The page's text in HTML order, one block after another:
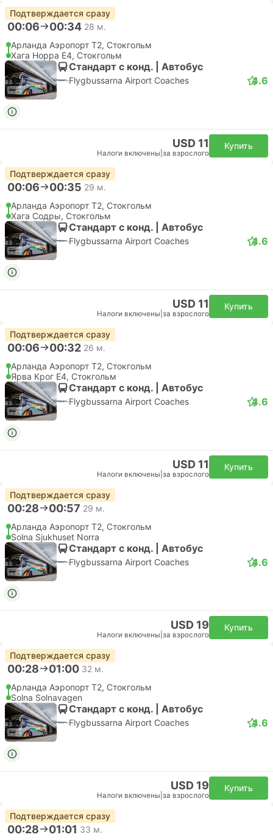
Подтверждается сразу
00:06 00:34 28 м.
Арланда Аэропорт T2, Стокгольм
Хага Норра Е4, Стокгольм
Стандарт с конд. | Автобус
Flygbussarna Airport Coaches 4.6
USD 11
Налоги включены за взрослого
Купить
Подтверждается сразу
00:06 00:35 29 м.
Арланда Аэропорт T2, Стокгольм
Хага Содры, Стокгольм
Стандарт с конд. | Автобус
Flygbussarna Airport Coaches 4.6
USD 11
Налоги включены за взрослого
Купить
Подтверждается сразу
00:06 00:32 26 м.
Арланда Аэропорт T2, Стокгольм
Ярва Крог E4, Стокгольм
Стандарт с конд. | Автобус
Flygbussarna Airport Coaches 4.6
USD 11
Налоги включены за взрослого
Купить
Подтверждается сразу
00:28 00:57 29 м.
Арланда Аэропорт T2, Стокгольм
Solna Sjukhuset Norra
Стандарт с конд. | Автобус
Flygbussarna Airport Coaches 4.6
USD 19
Налоги включены за взрослого
Купить
Подтверждается сразу
00:28 01:00 32 м.
Арланда Аэропорт T2, Стокгольм
Solna Solnavagen
Стандарт с конд. | Автобус
Flygbussarna Airport Coaches 4.6
USD 19
Налоги включены за взрослого
Купить
Подтверждается сразу
00:28 01:01 33 м.